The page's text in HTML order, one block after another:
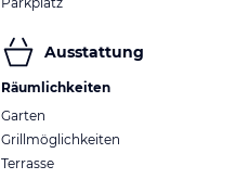
Ausstattung
Räumlichkeiten
Garten
Grillmöglichkeiten
Terrasse